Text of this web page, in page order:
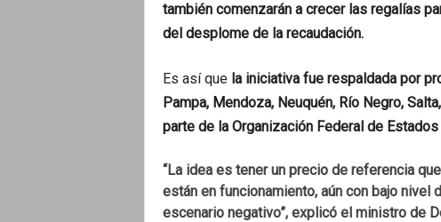
también comenzarán a crecer las regalías
del desplome de la recaudación.
Es así que la iniciativa fue respaldada por
Pampa, Mendoza, Neuquén, Río Negro,
parte de la Organización Federal de
“La idea es tener un precio de referencia
están en funcionamiento, aún con bajo nivel
escenario negativo”, explicó el ministro de